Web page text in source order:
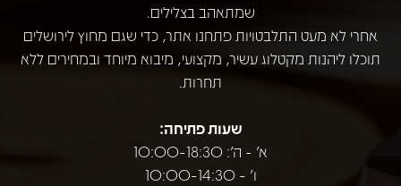
שמתאהב בצלילים.
אחרי לא מעט התלבטויות פתחנו אתר, כדי שגם מחוץ לירושלים
תוכלו ליהנות מקטלוג עשיר, מקצועי, מיבוא מיוחד ובמחירים ללא
תחרות.
שעות פתיחה:
א' - ה': 10:00-18:30
ו' - 10:00-14:30